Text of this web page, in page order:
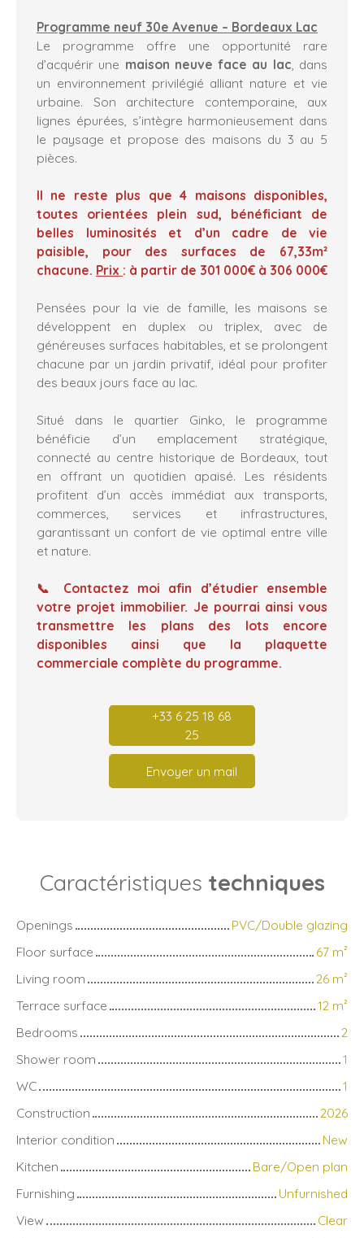
Programme neuf 30e Avenue – Bordeaux Lac
Le programme offre une opportunité rare
d’acquérir une maison neuve face au lac, dans
un environnement privilégié alliant nature et vie
urbaine. Son architecture contemporaine, aux
lignes épurées, s’intègre harmonieusement dans
le paysage et propose des maisons du 3 au 5
pièces.
Il ne reste plus que 4 maisons disponibles,
toutes orientées plein sud, bénéficiant de
belles luminosités et d’un cadre de vie
paisible, pour des surfaces de 67,33m²
chacune. Prix : à partir de 301 000€ à 306 000€
Pensées pour la vie de famille, les maisons se
développent en duplex ou triplex, avec de
généreuses surfaces habitables, et se prolongent
chacune par un jardin privatif, idéal pour profiter
des beaux jours face au lac.
Situé dans le quartier Ginko, le programme
bénéficie d’un emplacement stratégique,
connecté au centre historique de Bordeaux, tout
en offrant un quotidien apaisé. Les résidents
profitent d’un accès immédiat aux transports,
commerces, services et infrastructures,
garantissant un confort de vie optimal entre ville
et nature.
📞 Contactez moi afin d’étudier ensemble
votre projet immobilier. Je pourrai ainsi vous
transmettre les plans des lots encore
disponibles ainsi que la plaquette
commerciale complète du programme.
+33 6 25 18 68
25
Envoyer un mail
Caractéristiques techniques
Openings
PVC/Double glazing
Floor surface
67 m²
Living room
26 m²
Terrace surface
12 m²
Bedrooms
2
Shower room
1
WC
1
Construction
2026
Interior condition
New
Kitchen
Bare/Open plan
Furnishing
Unfurnished
View
Clear